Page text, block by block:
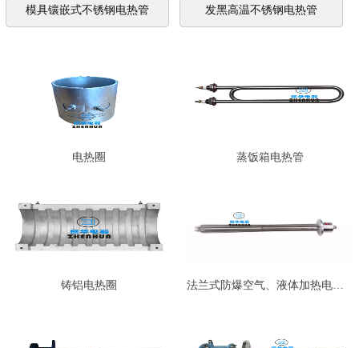
模具镶嵌式不锈钢电热管 发黑高温不锈钢电热管
电热圈 蒸饭箱电热管
铸铝电热圈 法兰式防爆空气、液体加热电热管…